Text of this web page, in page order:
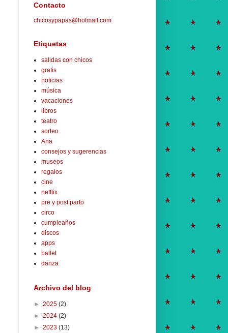
Contacto
chicosypapas@hotmail.com
Etiquetas
salidas con chicos
gratis
noticias
música
vacaciones
libros
teatro
sorteo
Ana
consejos y sugerencias
museos
regalos
cine
netflix
pre y post parto
circo
cumpleaños
discos
apps
ballet
danza
Archivo del blog
► 2025 (2)
► 2024 (2)
► 2023 (13)